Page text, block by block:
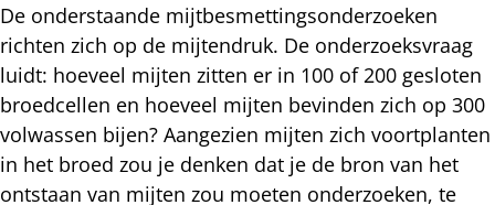
De onderstaande mijtbesmettingsonderzoeken
richten zich op de mijtendruk. De onderzoeksvraag
luidt: hoeveel mijten zitten er in 100 of 200 gesloten
broedcellen en hoeveel mijten bevinden zich op 300
volwassen bijen? Aangezien mijten zich voortplanten
in het broed zou je denken dat je de bron van het
ontstaan van mijten zou moeten onderzoeken, te